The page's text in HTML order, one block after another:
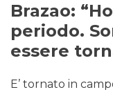
Brazao:
periodo.
essere
E’ tornato in